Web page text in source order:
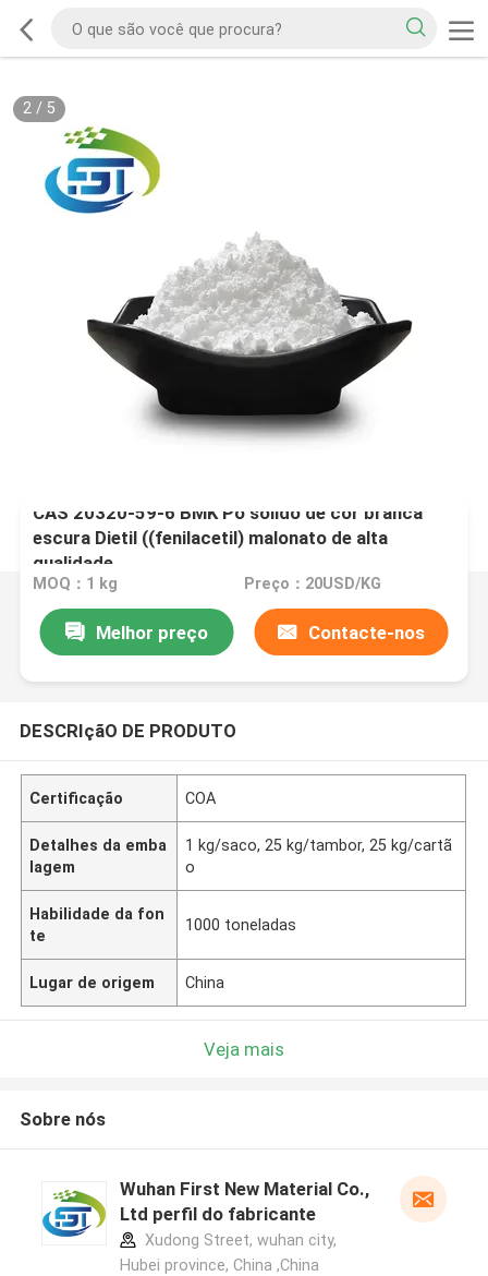
2/ 5
CAS 20320-59-6 BMK Pó sólido de cor branca
escura Dietil ((fenilacetil) malonato de alta
qualidade
MOQ：1 kg Preço：20USD/KG
Melhor preço Contacte-nos
DESCRIçãO DE PRODUTO
Certificação COA
Detalhes da emba
lagem
1 kg/saco, 25 kg/tambor, 25 kg/cartã
o
Habilidade da fon
te
1000 toneladas
Lugar de origem China
Veja mais
Sobre nós
Wuhan First New Material Co.,
Ltd perfil do fabricante
Xudong Street, wuhan city,
Hubei province, China ,China